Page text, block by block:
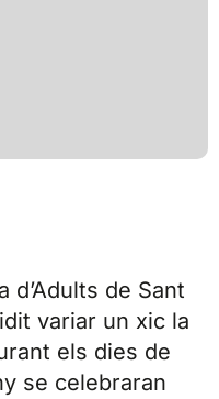
d’Adults de Sant
variar un xic la
els dies de
se celebraran